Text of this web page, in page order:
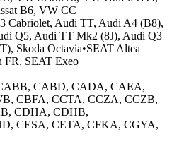
B6, VW CC
Cabriolet, Audi TT, Audi A4 (B8),
Q5, Audi TT Mk2 (8J), Audi Q3
Skoda Octavia•SEAT Altea
FR, SEAT Exeo
CABD, CADA, CAEA,
CBFA, CCTA, CCZA, CCZB,
CDHA, CDHB,
CESA, CETA, CFKA, CGYA,